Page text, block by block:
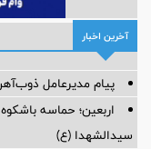
آخرین اخبار
پیام مدیرعامل
اربعین؛ حماسه
سیدالشهدا (ع)